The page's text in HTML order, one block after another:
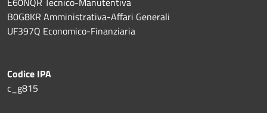
B0G8KR Amministrativa-Affari Generali
UF397Q Economico-Finanziaria
Codice IPA
c_g815